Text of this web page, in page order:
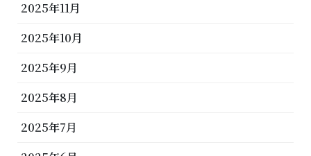
2025年11月
2025年10月
2025年9月
2025年8月
2025年7月